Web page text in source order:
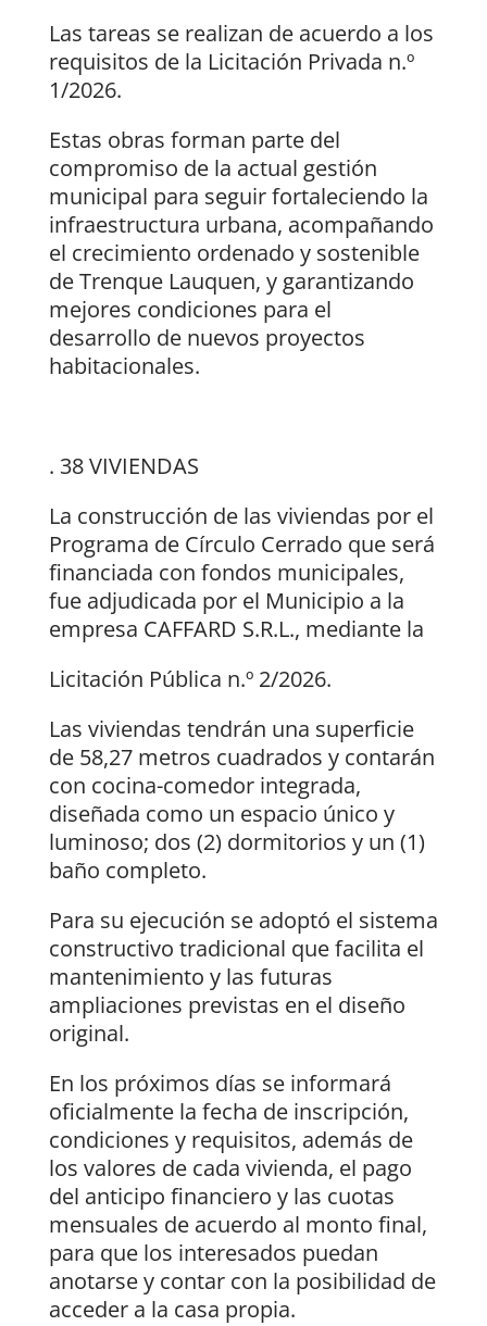
Las tareas se realizan de acuerdo a los
requisitos de la Licitación Privada n.º
1/2026.
Estas obras forman parte del
compromiso de la actual gestión
municipal para seguir fortaleciendo la
infraestructura urbana, acompañando
el crecimiento ordenado y sostenible
de Trenque Lauquen, y garantizando
mejores condiciones para el
desarrollo de nuevos proyectos
habitacionales.
. 38 VIVIENDAS
La construcción de las viviendas por el
Programa de Círculo Cerrado que será
financiada con fondos municipales,
fue adjudicada por el Municipio a la
empresa CAFFARD S.R.L., mediante la
Licitación Pública n.º 2/2026.
Las viviendas tendrán una superficie
de 58,27 metros cuadrados y contarán
con cocina-comedor integrada,
diseñada como un espacio único y
luminoso; dos (2) dormitorios y un (1)
baño completo.
Para su ejecución se adoptó el sistema
constructivo tradicional que facilita el
mantenimiento y las futuras
ampliaciones previstas en el diseño
original.
En los próximos días se informará
oficialmente la fecha de inscripción,
condiciones y requisitos, además de
los valores de cada vivienda, el pago
del anticipo financiero y las cuotas
mensuales de acuerdo al monto final,
para que los interesados puedan
anotarse y contar con la posibilidad de
acceder a la casa propia.